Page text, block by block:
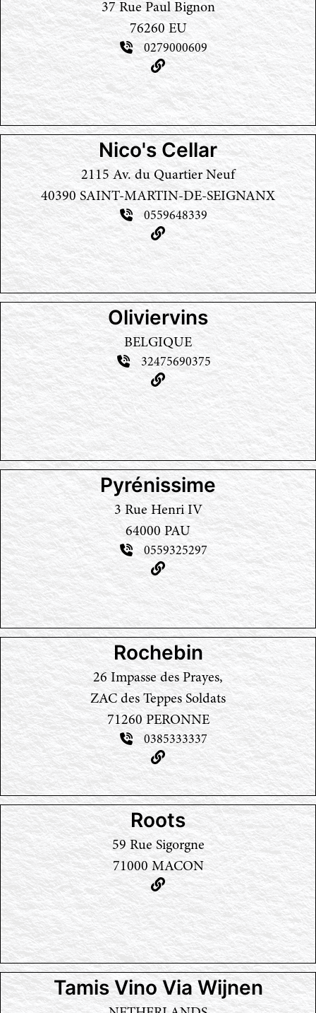
37 Rue Paul Bignon
76260 EU
0279000609
Nico's Cellar
2115 Av. du Quartier Neuf
40390 SAINT-MARTIN-DE-SEIGNANX
0559648339
Oliviervins
BELGIQUE
32475690375
Pyrénissime
3 Rue Henri IV
64000 PAU
0559325297
Rochebin
26 Impasse des Prayes,
ZAC des Teppes Soldats
71260 PERONNE
0385333337
Roots
59 Rue Sigorgne
71000 MACON
Tamis Vino Via Wijnen